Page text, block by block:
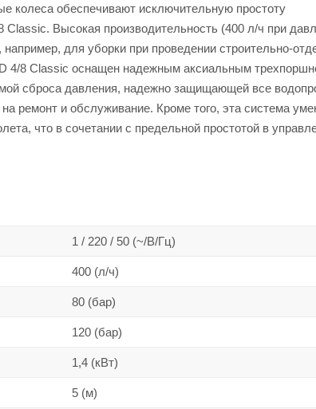
колеса обеспечивают исключительную простоту
Classic. Высокая производительность (400 л/ч при
для уборки при проведении строительно-
4/8 Classic оснащен надежным аксиальным
сброса давления, надежно защищающей все
ремонт и обслуживание. Кроме того, эта система
что в сочетании с предельной простотой в
1 / 220 / 50 (~/В/Гц)
400 (л/ч)
80 (бар)
120 (бар)
1,4 (кВт)
5 (м)